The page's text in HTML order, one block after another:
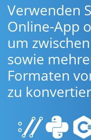
Verwenden
Online-App
um
sowie
Formaten
zu